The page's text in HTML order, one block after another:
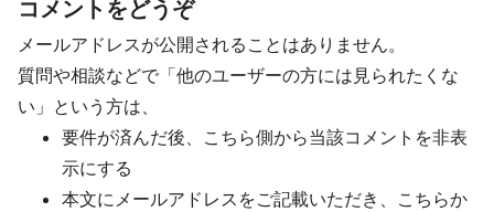
コメントをどうぞ
メールアドレスが公開されることはありません。
質問や相談などで「他のユーザーの方には見られたくな
い」という方は、
要件が済んだ後、こちら側から当該コメントを非表
示にする
本文にメールアドレスをご記載いただき、こちらか